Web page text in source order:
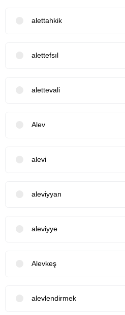
alettahkik
alettefsıl
alettevali
Alev
alevi
aleviyyan
aleviyye
Alevkeş
alevlendirmek